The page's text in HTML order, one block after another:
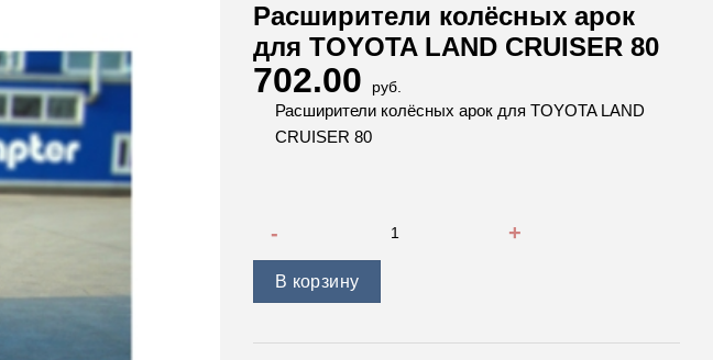
Расширители колёсных арок
для TOYOTA LAND CRUISER 80
702.00 руб.
Расширители колёсных арок для TOYOTA LAND
CRUISER 80
В корзину